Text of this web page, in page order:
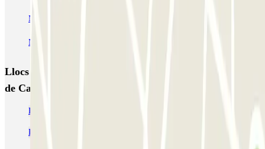
MUOVIAMO Parioli
MUOVIAMO Pinciano
Llocs i esdeveniments interessants a prop
de Carrozzeria di Trani
Pàrquing Piazzale Clodio
Pàrquings a l'Aeroport de Roma - Ciampino (CIA)